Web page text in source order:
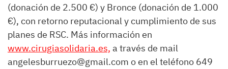
(donación de 2.500 €) y Bronce (donación de 1.000
€), con retorno reputacional y cumplimiento de sus
planes de RSC. Más información en
www.cirugiasolidaria.es, a través de mail
angelesburruezo@gmail.com o en el teléfono 649